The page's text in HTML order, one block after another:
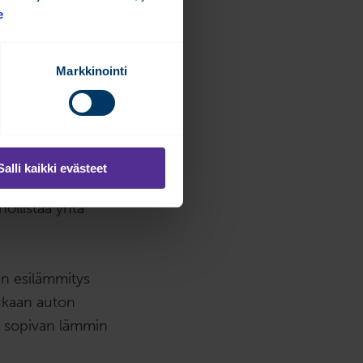
Markkinointi
kaikki evästeet
myös
ja
yhtä
esilämmitys
auton
lämmin